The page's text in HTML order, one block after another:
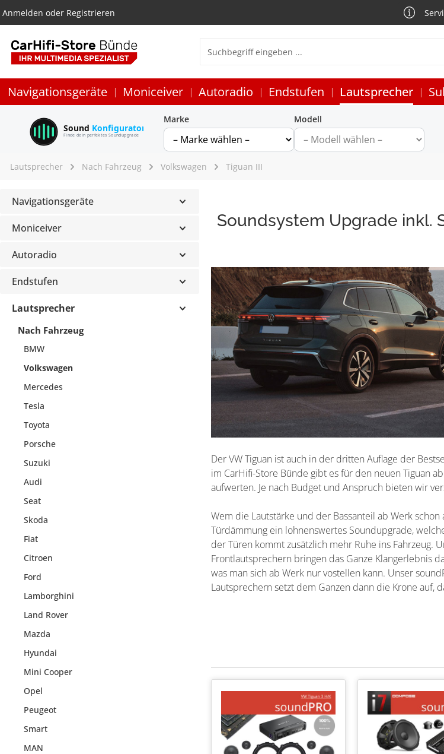
Anmelden oder Registrieren
Navigationsgeräte Moniceiver Autoradio Endstufen Lautsprecher
Sound Konfigurator
Finde dein perfektes Soundupgrade
Marke Modell
Lautsprecher Nach Fahrzeug Volkswagen Tiguan III
Navigationsgeräte
Moniceiver
Autoradio
Endstufen
Lautsprecher
Nach Fahrzeug
BMW
Volkswagen
Mercedes
Tesla
Toyota
Porsche
Suzuki
Audi
Seat
Skoda
Fiat
Citroen
Ford
Lamborghini
Land Rover
Mazda
Hyundai
Mini Cooper
Opel
Peugeot
Smart
MAN
Soundsystem Upgrade inkl.
Der VW Tiguan ist auch in der dritten Auflage der
im CarHifi-Store Bünde gibt es für den neuen Tiguan
aufwerten. Je nach Budget und Anspruch bieten wir
Wem die Lautstärke und der Bassanteil ab Werk
Türdämmung ein lohnenswertes Soundupgrade,
der Türen kommt zusätzlich mehr Ruhe ins Fahrzeug.
Frontlautsprechern bringen das Ganze Klangerlebnis
was man sich ab Werk nur vostellen kann. Unser
Lautsprechern setzt dem Ganzen dann die Krone auf,